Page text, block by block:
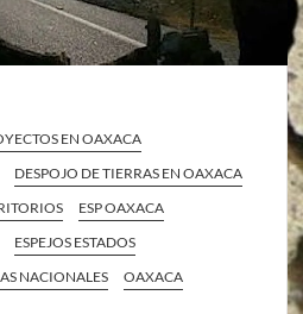
EN OAXACA
DESPOJO DE TIERRAS EN OAXACA
ESP OAXACA
ESPEJOS ESTADOS
NACIONALES
OAXACA